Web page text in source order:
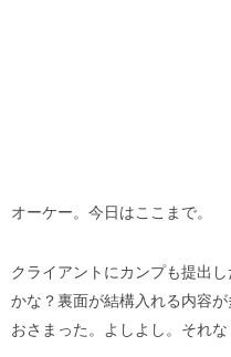
オーケー。今日はここまで。
クライアントにカンプも提出
かな？裏面が結構入れる内容
おさまった。よしよし。それ